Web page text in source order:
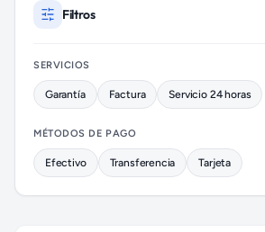
Filtros
SERVICIOS
Garantía Factura Servicio 24 horas
MÉTODOS DE PAGO
Efectivo Transferencia Tarjeta